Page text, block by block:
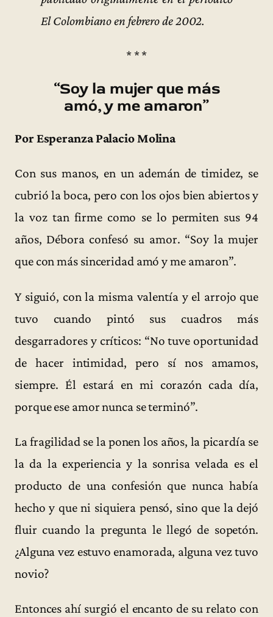
El Colombiano en febrero de 2002.
* * *
“Soy la mujer que más
amó, y me amaron”
Por Esperanza Palacio Molina
Con sus manos, en un ademán de timidez, se
cubrió la boca, pero con los ojos bien abiertos y
la voz tan firme como se lo permiten sus 94
años, Débora confesó su amor. “Soy la mujer
que con más sinceridad amó y me amaron”.
Y siguió, con la misma valentía y el arrojo que
tuvo cuando pintó sus cuadros más
desgarradores y críticos: “No tuve oportunidad
de hacer intimidad, pero sí nos amamos,
siempre. Él estará en mi corazón cada día,
porque ese amor nunca se terminó”.
La fragilidad se la ponen los años, la picardía se
la da la experiencia y la sonrisa velada es el
producto de una confesión que nunca había
hecho y que ni siquiera pensó, sino que la dejó
fluir cuando la pregunta le llegó de sopetón.
¿Alguna vez estuvo enamorada, alguna vez tuvo
novio?
Entonces ahí surgió el encanto de su relato con